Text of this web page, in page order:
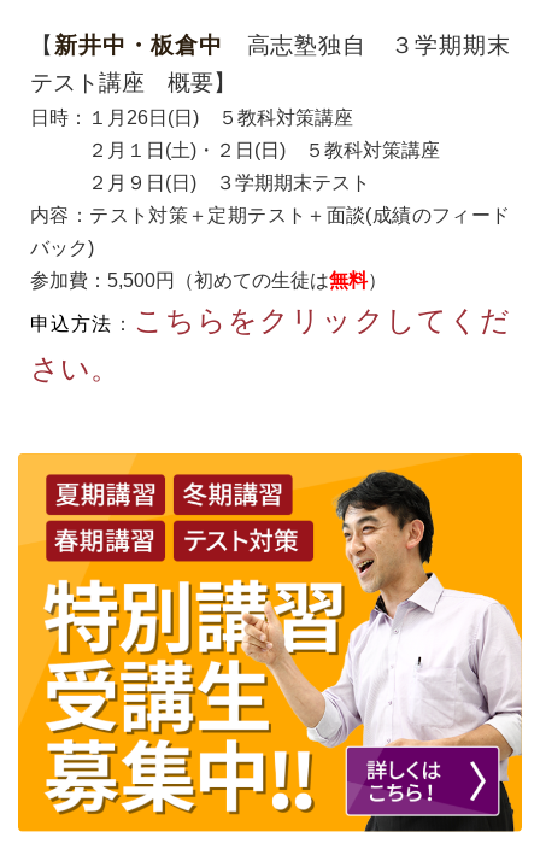
【 新井中・板倉中 高志塾独自 ３学期期末
テスト講座 概要】
日時：１ 月26日(日) ５教科対策講座
２月１日(土)・２日(日) ５教科対策講座
２月９日(日) ３学期期末テスト
内容：テスト対策＋定期テスト＋面談(成績のフィード
バック)
参加費：5,500円（初めての生徒は無料）
申込方法 ：
こちらをクリックしてくだ
さい。